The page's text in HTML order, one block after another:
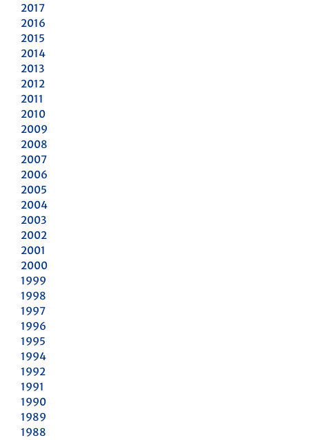
2017
2016
2015
2014
2013
2012
2011
2010
2009
2008
2007
2006
2005
2004
2003
2002
2001
2000
1999
1998
1997
1996
1995
1994
1992
1991
1990
1989
1988